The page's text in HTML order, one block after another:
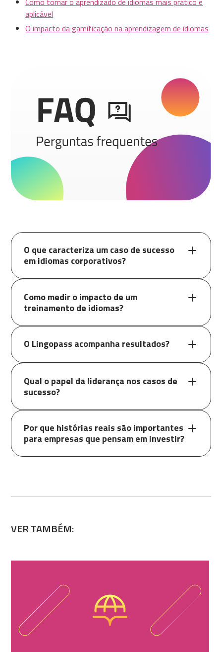
aplicável
O impacto da gamificação na aprendizagem de idiomas
O que caracteriza um caso de sucesso
em idiomas corporativos?
Como medir o impacto de um
treinamento de idiomas?
O Lingopass acompanha resultados?
Qual o papel da liderança nos casos de
sucesso?
Por que histórias reais são importantes
para empresas que pensam em investir?
VER TAMBÉM: